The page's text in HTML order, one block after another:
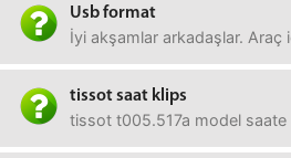
Usb format
İyi akşamlar arkadaşlar. Araç
tissot saat klips
tissot t005.517a model saate